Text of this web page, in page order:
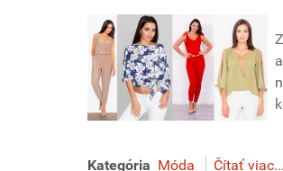
Kategória Móda Čítať viac...